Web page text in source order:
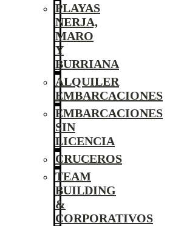
PLAYAS
NERJA,
MARO
Y
BURRIANA
ALQUILER
EMBARCACIONES
EMBARCACIONES
SIN
LICENCIA
CRUCEROS
TEAM
BUILDING
&
CORPORATIVOS